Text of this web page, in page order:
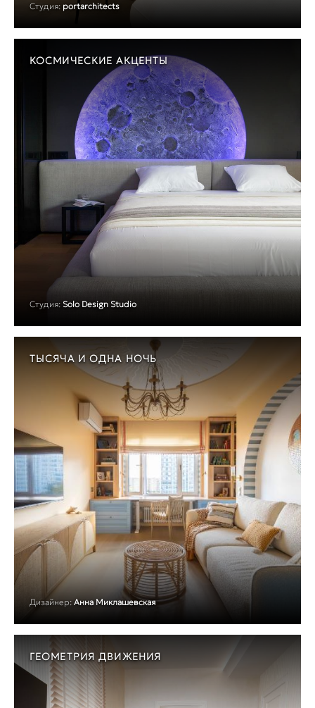
Студия: portarchitects
КОСМИЧЕСКИЕ АКЦЕНТЫ
Студия: Solo Design Studio
ТЫСЯЧА И ОДНА НОЧЬ
Дизайнер: Анна Миклашевская
ГЕОМЕТРИЯ ДВИЖЕНИЯ